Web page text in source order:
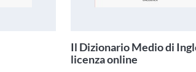
Il Dizionario Medio di
licenza online